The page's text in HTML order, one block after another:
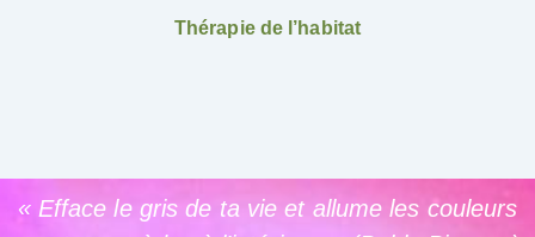
Thérapie de l’habitat
« Efface le gris de ta vie et allume les couleurs